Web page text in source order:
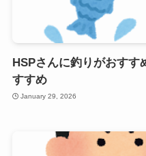
HSPさんに釣りがおすす
すすめ
January 29, 2026